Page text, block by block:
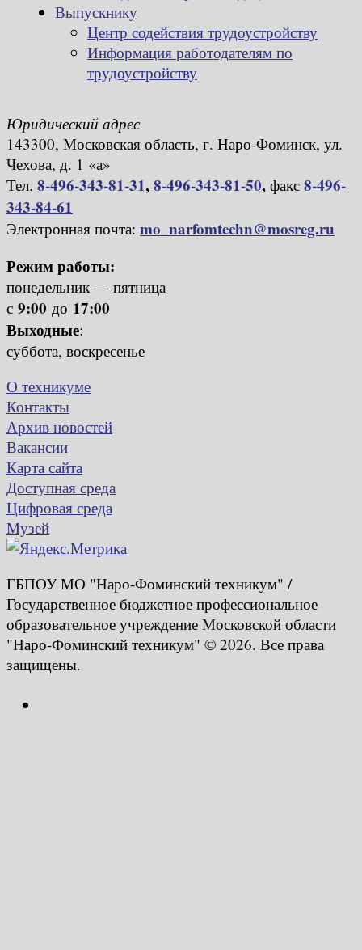
Выпускнику
Центр содействия трудоустройству
Информация работодателям по
трудоустройству
Юридический адрес
143300, Московская область, г. Наро-Фоминск, ул.
Чехова, д. 1 «а»
Тел. 8-496-343-81-31,8-496-343-81-50, факс 8-496-
343-84-61
Электронная почта: mo_narfomtechn@mosreg.ru
Режим работы:
понедельник — пятница
с 9:00 до 17:00
Выходные:
суббота, воскресенье
О техникуме
Контакты
Архив новостей
Вакансии
Карта сайта
Доступная среда
Цифровая среда
Музей
ГБПОУ МО "Наро-Фоминский техникум" /
Государственное бюджетное профессиональное
образовательное учреждение Московской области
"Наро-Фоминский техникум" © 2026. Все права
защищены.